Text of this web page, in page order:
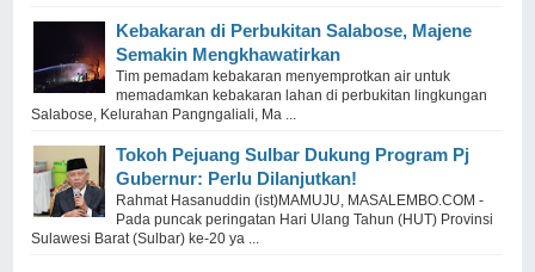
Kebakaran di Perbukitan Salabose, Majene
Semakin Mengkhawatirkan
Tim pemadam kebakaran menyemprotkan air untuk
memadamkan kebakaran lahan di perbukitan lingkungan
Salabose, Kelurahan Pangngaliali, Ma ...
Tokoh Pejuang Sulbar Dukung Program Pj
Gubernur: Perlu Dilanjutkan!
Rahmat Hasanuddin (ist)MAMUJU, MASALEMBO.COM -
Pada puncak peringatan Hari Ulang Tahun (HUT) Provinsi
Sulawesi Barat (Sulbar) ke-20 ya ...